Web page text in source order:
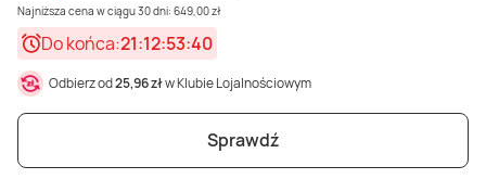
Najniższa cena w ciągu 30 dni: 649,00 zł
Do końca:21:12:53:38
Odbierz od25,96 złw Klubie Lojalnościowym
Sprawdź